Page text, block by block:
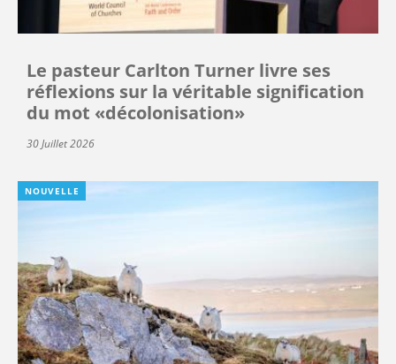
Le pasteur Carlton Turner livre ses
réflexions sur la véritable signification
du mot «décolonisation»
30 Juillet 2026
NOUVELLE